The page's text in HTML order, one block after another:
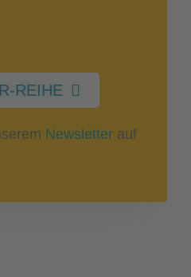
REIHE
Newsletter auf